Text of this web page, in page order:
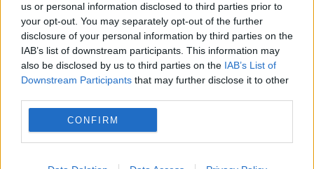
us or personal information disclosed to third parties prior to
your opt-out. You may separately opt-out of the further
disclosure of your personal information by third parties on the
IAB’s list of downstream participants. This information may
also be disclosed by us to third parties on the IAB’s List of
Downstream Participants that may further disclose it to other
CONFIRM
celebru: Fane Spoitoru....